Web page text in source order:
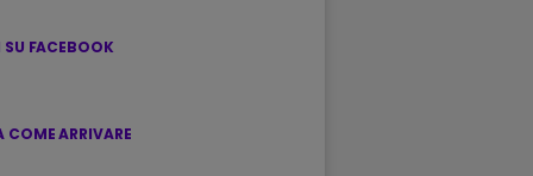
SU FACEBOOK
COME ARRIVARE